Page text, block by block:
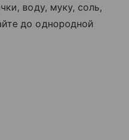
воду, муку, соль,
до однородной